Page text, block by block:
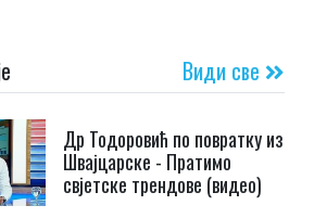
Види све
Др Тодоровић по повратку из
Швајцарске - Пратимо
свјетске трендове (видео)